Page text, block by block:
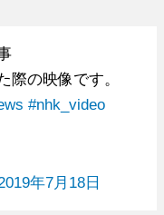
際の映像です。
#nhk_video
年7月18日